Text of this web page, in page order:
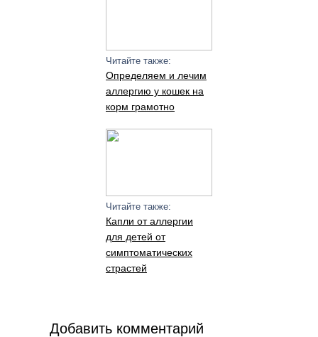
Читайте также:
Определяем и лечим
аллергию у кошек на
корм грамотно
Читайте также:
Капли от аллергии
для детей от
симптоматических
страстей
Добавить комментарий